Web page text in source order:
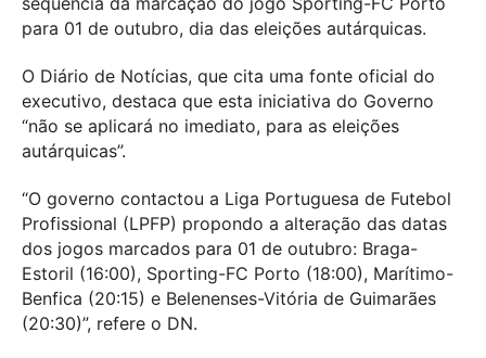
para 01 de outubro, dia das eleições autárquicas.
O Diário de Notícias, que cita uma fonte oficial do
executivo, destaca que esta iniciativa do Governo
“não se aplicará no imediato, para as eleições
autárquicas”.
“O governo contactou a Liga Portuguesa de Futebol
Profissional (LPFP) propondo a alteração das datas
dos jogos marcados para 01 de outubro: Braga-
Estoril (16:00), Sporting-FC Porto (18:00), Marítimo-
Benfica (20:15) e Belenenses-Vitória de Guimarães
(20:30)”, refere o DN.